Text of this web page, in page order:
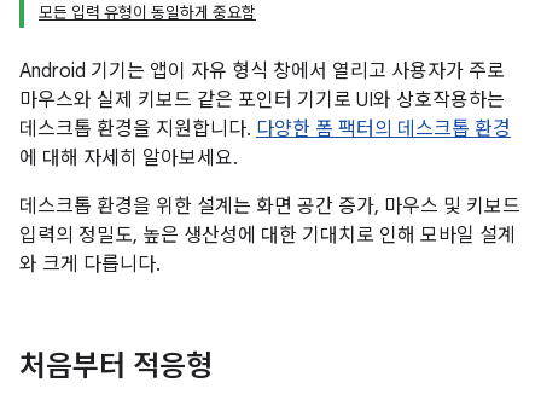
모든 입력 유형이 동일하게 중요함
Android 기기는 앱이 자유 형식 창에서 열리고 사용자가 주로
마우스와 실제 키보드 같은 포인터 기기로 UI와 상호작용하는
데스크톱 환경을 지원합니다. 다양한 폼 팩터의 데스크톱 환경
에 대해 자세히 알아보세요.
데스크톱 환경을 위한 설계는 화면 공간 증가, 마우스 및 키보드
입력의 정밀도, 높은 생산성에 대한 기대치로 인해 모바일 설계
와 크게 다릅니다.
처음부터 적응형